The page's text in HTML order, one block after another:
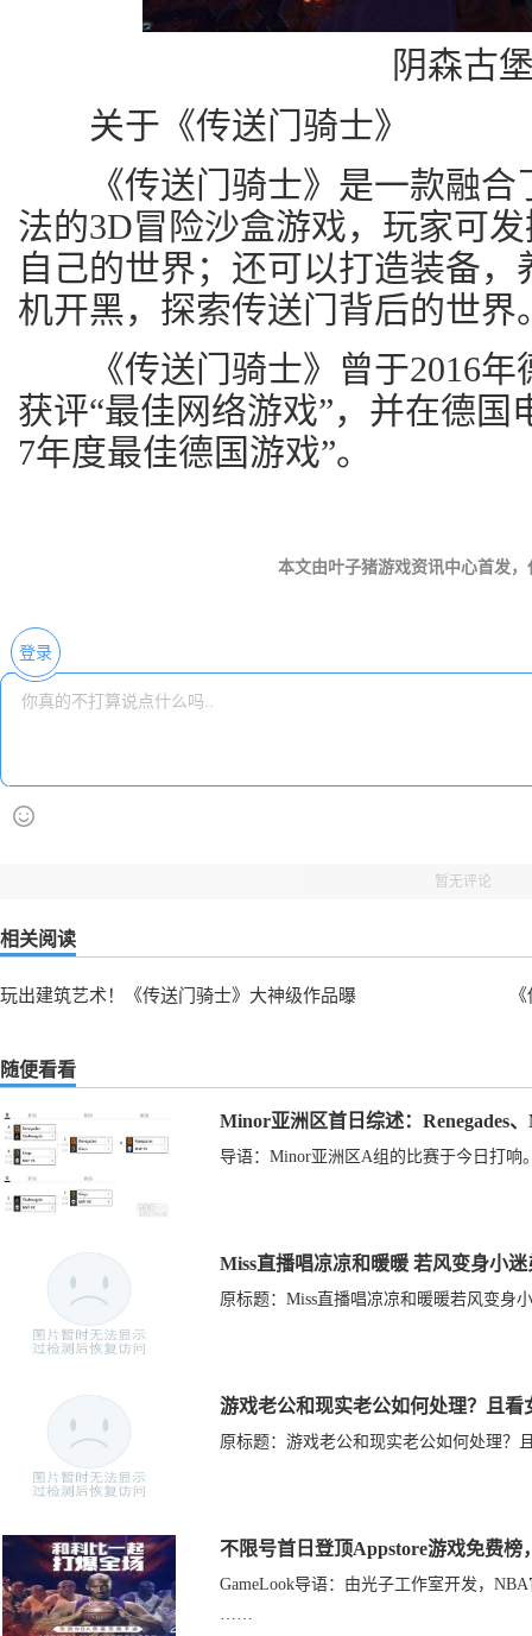
阴森古
关于《传送门骑士》
《传送门骑士》是一款融合
法的3D冒险沙盒游戏，玩家可
自己的世界；还可以打造装备
机开黑，探索传送门背后的世界
《传送门骑士》曾于2016年
获评“最佳网络游戏”，并在德国
7年度最佳德国游戏”。
本文由叶子猪游戏资讯中心首发
登录
暂无评论
相关阅读
玩出建筑艺术！《传送门骑士》大神级作品曝
随便看看
Minor亚洲区首日综述：Renegades
导语：Minor亚洲区A组的比赛于今日打响
Miss直播唱凉凉和暖暖 若风变身小迷
原标题：Miss直播唱凉凉和暖暖若风变身
游戏老公和现实老公如何处理？且看
原标题：游戏老公和现实老公如何处理
不限号首日登顶Appstore游戏免费榜
GameLook导语：由光子工作室开发，
……